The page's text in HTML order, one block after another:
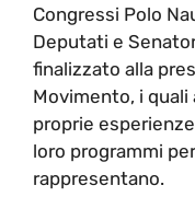
Congressi Polo
Deputati e
finalizzato alla
Movimento, i
proprie
loro programmi
rappresentano.